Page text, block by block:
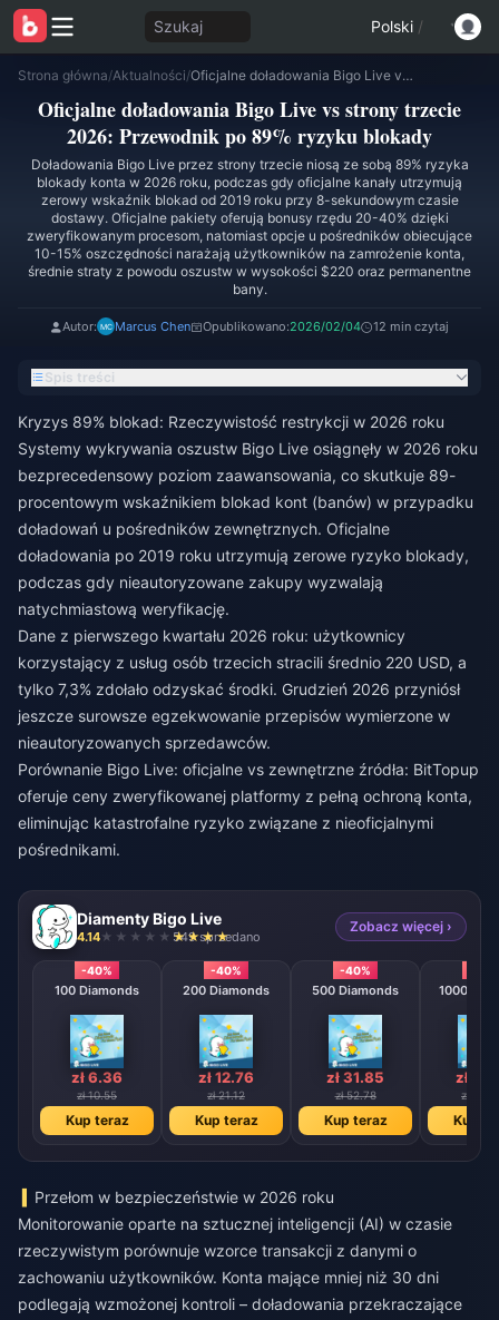
Szukaj Polski /
Strona główna/Aktualności/ Oficjalne doładowania Bigo Live vs strony trzecie 2026: Przewodnik po 89% ryzyku blokady
Oficjalne doładowania Bigo Live vs strony trzecie
2026: Przewodnik po 89% ryzyku blokady
Doładowania Bigo Live przez strony trzecie niosą ze sobą 89% ryzyka
blokady konta w 2026 roku, podczas gdy oficjalne kanały utrzymują
zerowy wskaźnik blokad od 2019 roku przy 8-sekundowym czasie
dostawy. Oficjalne pakiety oferują bonusy rzędu 20-40% dzięki
zweryfikowanym procesom, natomiast opcje u pośredników obiecujące
10-15% oszczędności narażają użytkowników na zamrożenie konta,
średnie straty z powodu oszustw w wysokości $220 oraz permanentne
bany.
Autor: Marcus Chen Opublikowano:2026/02/04 12 min czytaj
Spis treści
Kryzys 89% blokad: Rzeczywistość restrykcji w 2026 roku
Systemy wykrywania oszustw Bigo Live osiągnęły w 2026 roku
bezprecedensowy poziom zaawansowania, co skutkuje 89-
procentowym wskaźnikiem blokad kont (banów) w przypadku
doładowań u pośredników zewnętrznych. Oficjalne
doładowania po 2019 roku utrzymują zerowe ryzyko blokady,
podczas gdy nieautoryzowane zakupy wyzwalają
natychmiastową weryfikację.
Dane z pierwszego kwartału 2026 roku: użytkownicy
korzystający z usług osób trzecich stracili średnio 220 USD, a
tylko 7,3% zdołało odzyskać środki. Grudzień 2026 przyniósł
jeszcze surowsze egzekwowanie przepisów wymierzone w
nieautoryzowanych sprzedawców.
Porównanie Bigo Live: oficjalne vs zewnętrzne źródła: BitTopup
oferuje ceny zweryfikowanej platformy z pełną ochroną konta,
eliminując katastrofalne ryzyko związane z nieoficjalnymi
pośrednikami.
Diamenty Bigo Live
4.14 549 sprzedano
Zobacz więcej ›
-40%
100 Diamonds
zł 6.36
zł 10.55
Kup teraz
-40%
200 Diamonds
zł 12.76
zł 21.12
Kup teraz
-40%
500 Diamonds
zł 31.85
zł 52.78
Kup teraz
1000
zł
zł
Kup
Przełom w bezpieczeństwie w 2026 roku
Monitorowanie oparte na sztucznej inteligencji (AI) w czasie
rzeczywistym porównuje wzorce transakcji z danymi o
zachowaniu użytkowników. Konta mające mniej niż 30 dni
podlegają wzmożonej kontroli – doładowania przekraczające